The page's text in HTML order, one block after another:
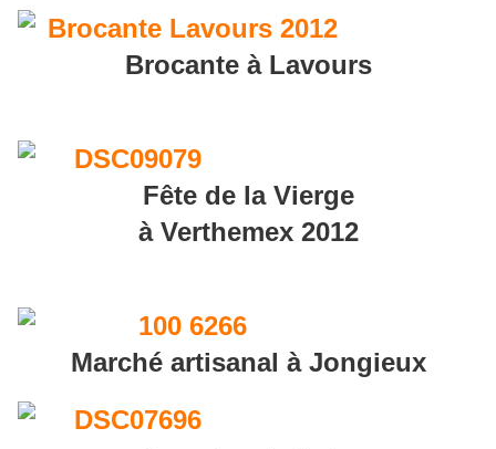
Brocante à Lavours
Fête de la Vierge
à Verthemex 2012
Marché artisanal à Jongieux